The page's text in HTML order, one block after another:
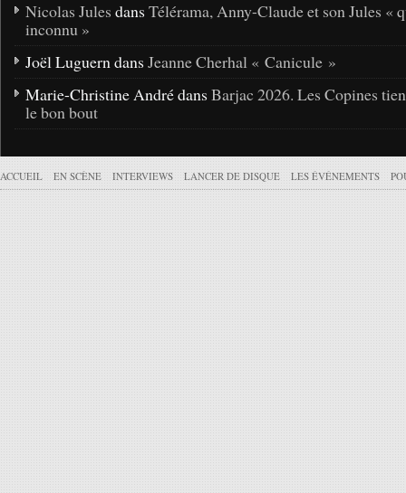
Nicolas Jules dans Télérama, Anny-Claude et son Jules «
inconnu »
Joël Luguern dans Jeanne Cherhal « Canicule »
Marie-Christine André dans Barjac 2026. Les Copines
le bon bout
ACCUEIL EN SCÈNE INTERVIEWS LANCER DE DISQUE LES ÉVÉNEMENTS